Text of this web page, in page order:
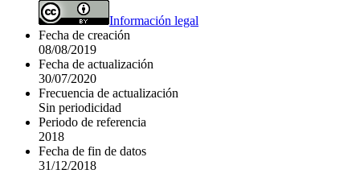
Información legal
Fecha de creación
08/08/2019
Fecha de actualización
30/07/2020
Frecuencia de actualización
Sin periodicidad
Periodo de referencia
2018
Fecha de fin de datos
31/12/2018